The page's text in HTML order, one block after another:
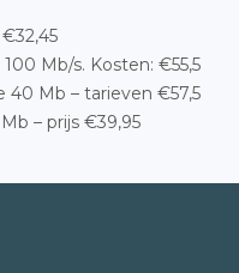
Mb/s. Kosten: €55,5
40 Mb – tarieven €57,5
– prijs €39,95